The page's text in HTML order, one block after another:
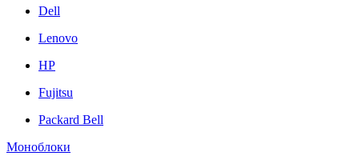
Dell
Lenovo
HP
Fujitsu
Packard Bell
Моноблоки